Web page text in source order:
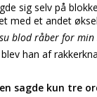
sig selv på
med et andet
blod råber for
han af
sagde kun tre